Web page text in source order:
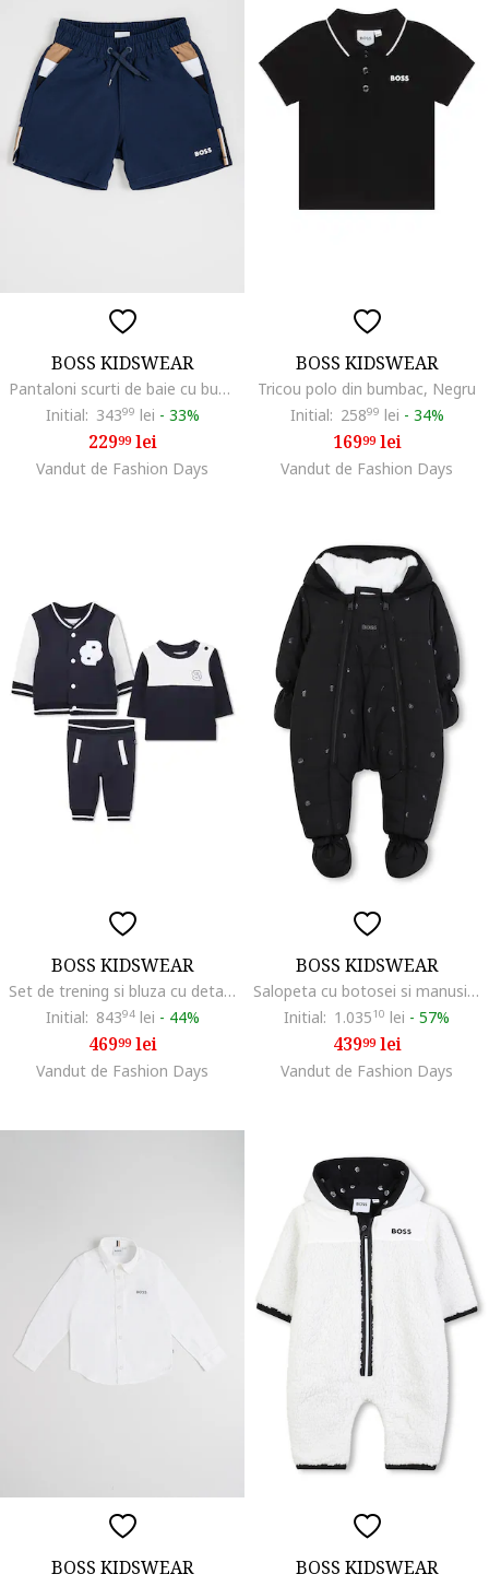
BOSS KIDSWEAR
Pantaloni scurti de baie cu buzunare laterale, Bleumarin
Initial: 34399 lei - 33%
22999lei
Vandut de Fashion Days
BOSS KIDSWEAR
Tricou polo din bumbac, Negru
Initial: 25899 lei - 34%
16999lei
Vandut de Fashion Days
BOSS KIDSWEAR
Set de trening si bluza cu detalii contrastante - 3 piese, Alb/Bleumarin
Initial: 84394lei - 44%
46999lei
Vandut de Fashion Days
BOSS KIDSWEAR
Salopeta cu botosei si manusi, Negru
Initial: 1.03510 lei - 57%
43999lei
Vandut de Fashion Days
BOSS KIDSWEAR BOSS KIDSWEAR